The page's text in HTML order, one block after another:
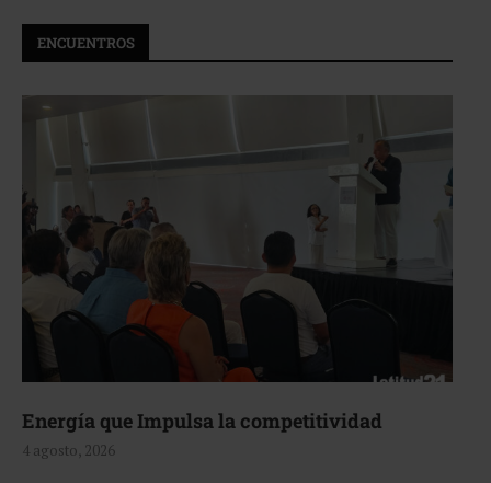
ENCUENTROS
Energía que Impulsa la competitividad
4 agosto, 2026